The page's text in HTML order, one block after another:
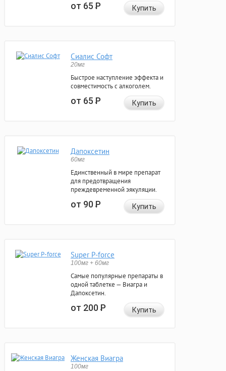
от 65Р Купить
Сиалис Софт
20мг
Быстрое наступление эффекта и
совместимость с алкоголем.
от 65Р Купить
Дапоксетин
60мг
Единственный в мире препарат
для предотвращения
преждевременной эякуляции.
от 90Р Купить
Super P-force
100мг + 60мг
Самые популярные препараты в
одной таблетке — Виагра и
Дапоксетин.
от 200Р Купить
Женская Виагра
100мг